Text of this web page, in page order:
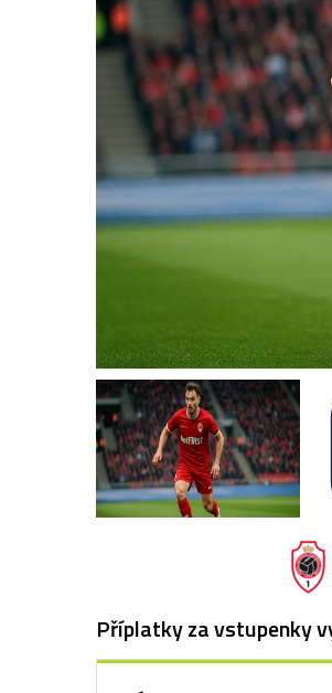
Příplatky za vstupenky